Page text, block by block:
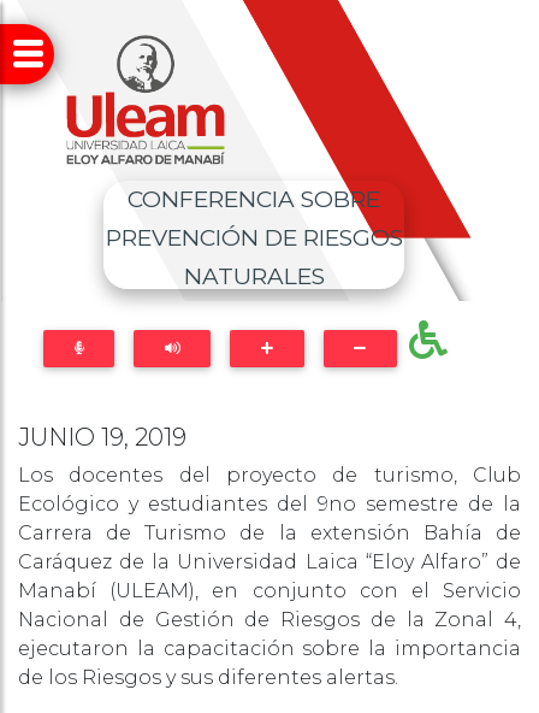
CONFERENCIA SOBRE
PREVENCIÓN DE RIESGOS
NATURALES
JUNIO 19, 2019
Los docentes del proyecto de turismo, Club
Ecológico y estudiantes del 9no semestre de la
Carrera de Turismo de la extensión Bahía de
Caráquez de la Universidad Laica “Eloy Alfaro” de
Manabí (ULEAM), en conjunto con el Servicio
Nacional de Gestión de Riesgos de la Zonal 4,
ejecutaron la capacitación sobre la importancia
de los Riesgos y sus diferentes alertas.